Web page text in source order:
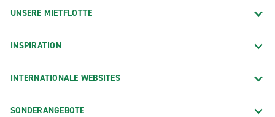
UNSERE MIETFLOTTE
INSPIRATION
INTERNATIONALE WEBSITES
SONDERANGEBOTE